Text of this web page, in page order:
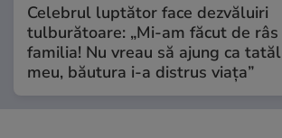
Celebrul luptător face dezvăluiri
tulburătoare: „Mi-am făcut de râs
familia! Nu vreau să ajung ca tatăl
meu, băutura i-a distrus viața”